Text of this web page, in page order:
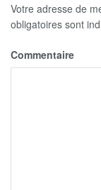
Votre adresse de
obligatoires sont
Commentaire